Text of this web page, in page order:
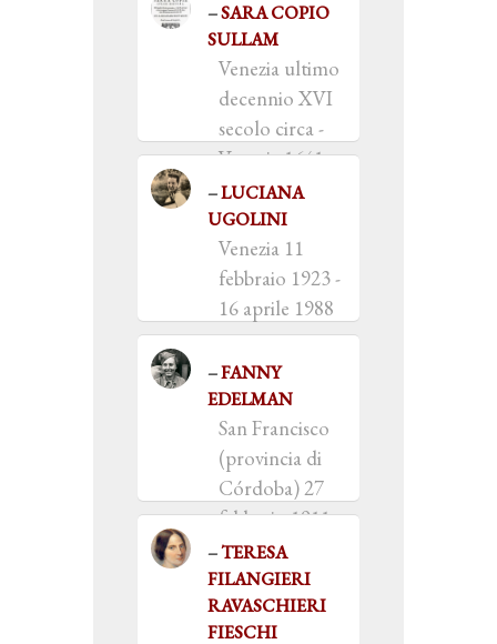
SARA COPIO
SULLAM
Venezia ultimo
decennio XVI
secolo circa -
Venezia 1641
LUCIANA
UGOLINI
Venezia 11
febbraio 1923 -
16 aprile 1988
FANNY
EDELMAN
San Francisco
(provincia di
Córdoba) 27
febbraio 1911 -
Buenos Aires 1
novembre 2011
TERESA
FILANGIERI
RAVASCHIERI
FIESCHI